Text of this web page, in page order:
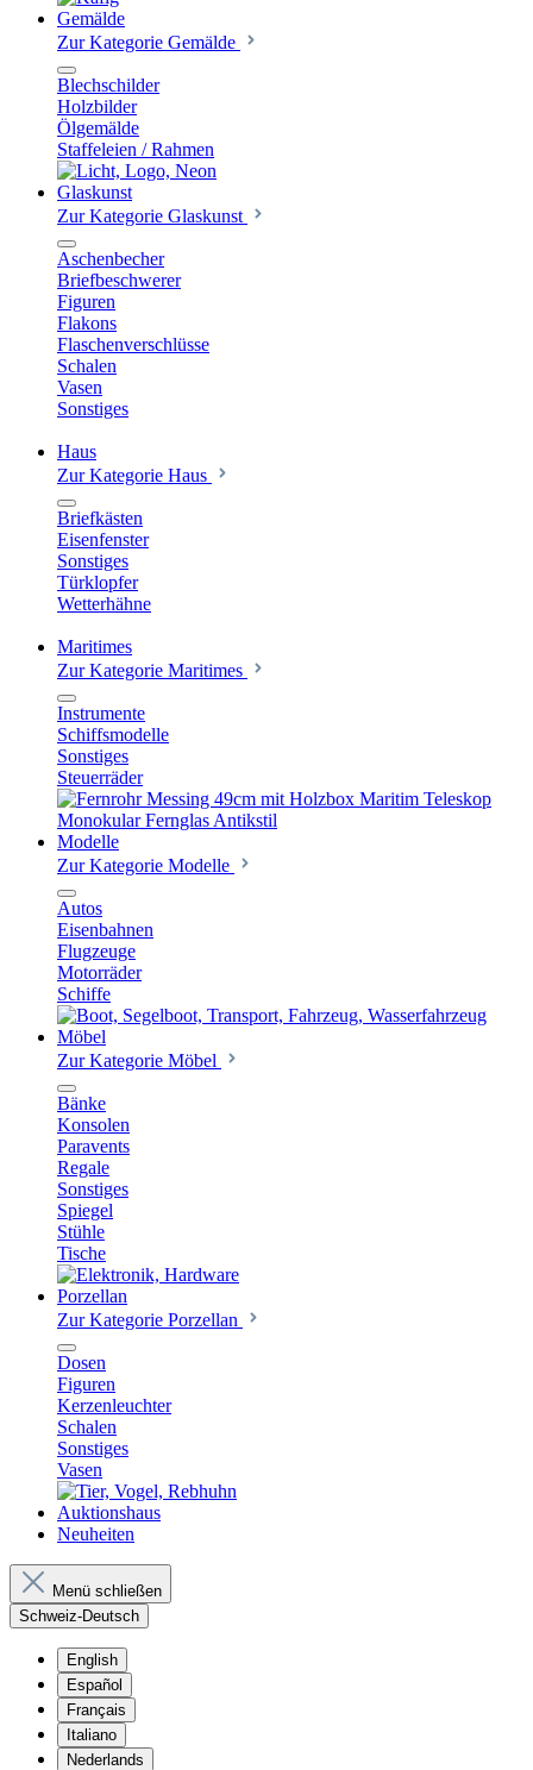
Gemälde
Zur Kategorie Gemälde
Blechschilder
Holzbilder
Ölgemälde
Staffeleien / Rahmen
Glaskunst
Zur Kategorie Glaskunst
Aschenbecher
Briefbeschwerer
Figuren
Flakons
Flaschenverschlüsse
Schalen
Vasen
Sonstiges
Haus
Zur Kategorie Haus
Briefkästen
Eisenfenster
Sonstiges
Türklopfer
Wetterhähne
Maritimes
Zur Kategorie Maritimes
Instrumente
Schiffsmodelle
Sonstiges
Steuerräder
Modelle
Zur Kategorie Modelle
Autos
Eisenbahnen
Flugzeuge
Motorräder
Schiffe
Möbel
Zur Kategorie Möbel
Bänke
Konsolen
Paravents
Regale
Sonstiges
Spiegel
Stühle
Tische
Porzellan
Zur Kategorie Porzellan
Dosen
Figuren
Kerzenleuchter
Schalen
Sonstiges
Vasen
Auktionshaus
Neuheiten
Menü schließen
Schweiz-Deutsch
English
Español
Français
Italiano
Nederlands